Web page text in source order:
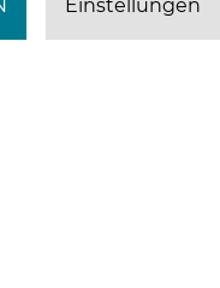
Einstellungen